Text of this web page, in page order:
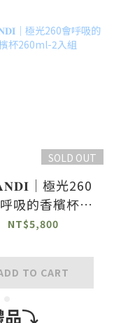
SOLD OUT
｜極光260
吸的香檳杯
260ml-2入組
NT$5,800
TO CART
品⤵